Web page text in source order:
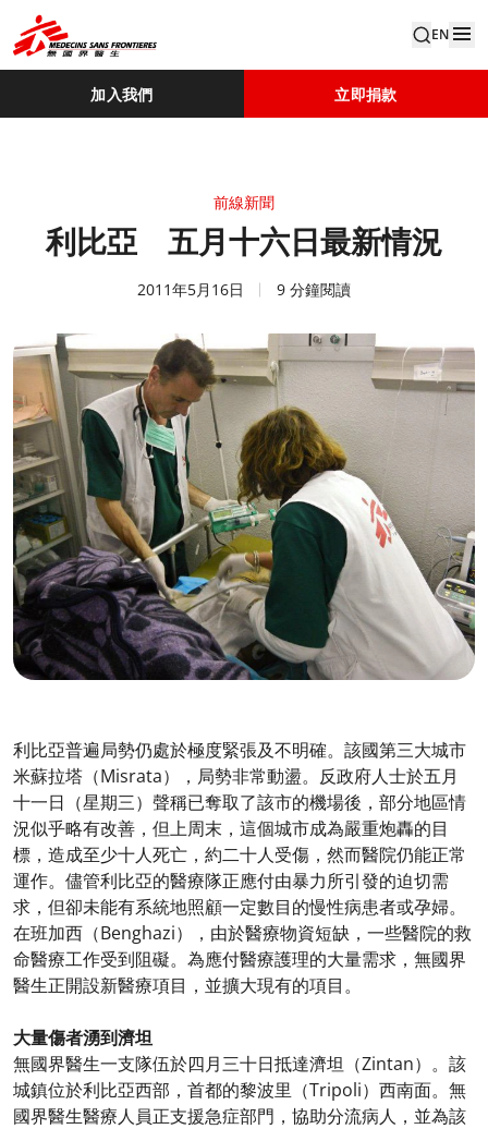
EN
加入我們 立即捐款
前線新聞
利比亞 五月十六日最新情況
2011年5月16日 9 分鐘閱讀
利比亞普遍局勢仍處於極度緊張及不明確。該國第三大城市
米蘇拉塔（Misrata），局勢非常動盪。反政府人士於五月
十一日（星期三）聲稱已奪取了該市的機場後，部分地區情
況似乎略有改善，但上周末，這個城市成為嚴重炮轟的目
標，造成至少十人死亡，約二十人受傷，然而醫院仍能正常
運作。儘管利比亞的醫療隊正應付由暴力所引發的迫切需
求，但卻未能有系統地照顧一定數目的慢性病患者或孕婦。
在班加西（Benghazi），由於醫療物資短缺，一些醫院的救
命醫療工作受到阻礙。為應付醫療護理的大量需求，無國界
醫生正開設新醫療項目，並擴大現有的項目。
大量傷者湧到濟坦
無國界醫生一支隊伍於四月三十日抵達濟坦（Zintan）。該
城鎮位於利比亞西部，首都的黎波里（Tripoli）西南面。無
國界醫生醫療人員正支援急症部門，協助分流病人，並為該